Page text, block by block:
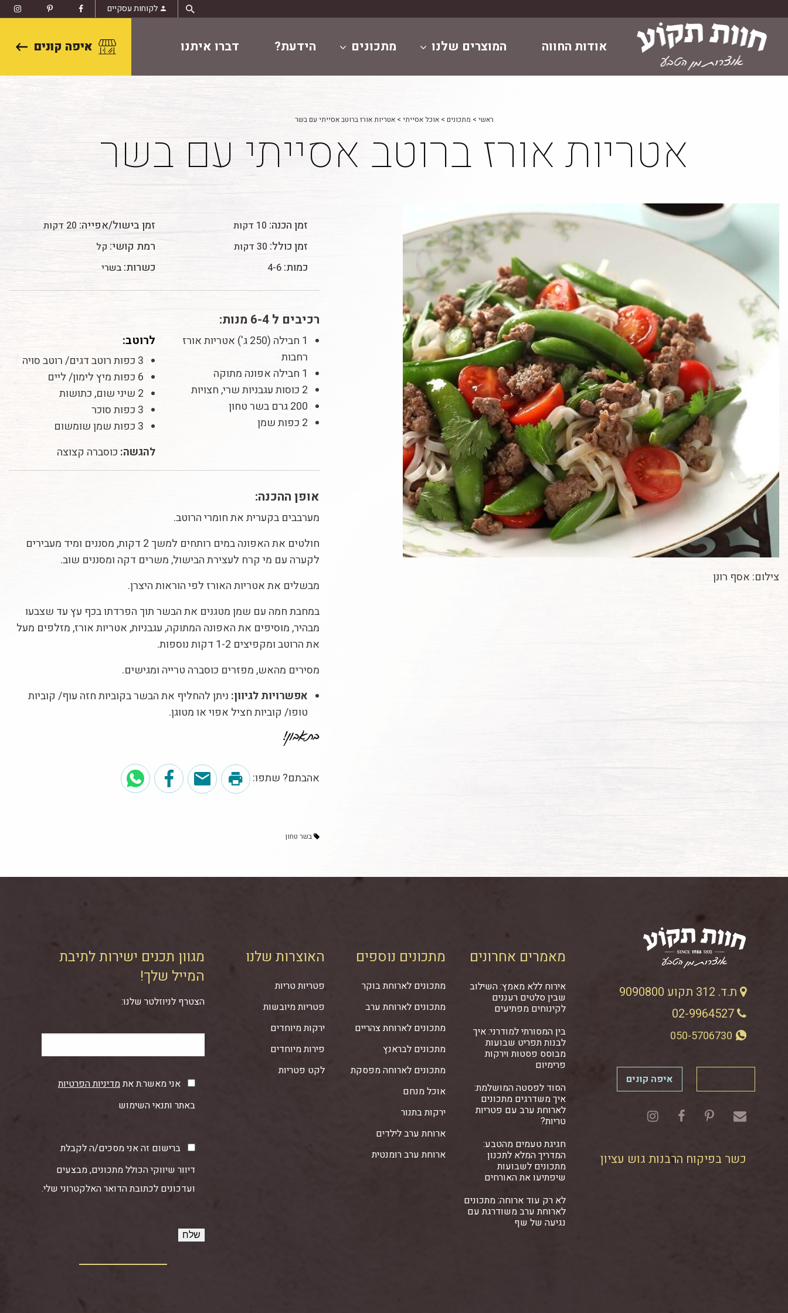
content
לקוחות עסקיים
אודות החווה המוצרים שלנו מתכונים הידעת? דברו איתנו איפה קונים
ראשי > מתכונים >אוכל אסייתי >אטריות אורז ברוטב אסייתי עם בשר
אטריות אורז ברוטב אסייתי עם בשר
צילום: אסף רונן
זמן הכנה: 10 דקות זמן בישול/אפייה: 20 דקות
זמן כולל: 30 דקות רמת קושי: קל
כמות: 4-6 כשרות: בשרי
רכיבים ל 6-4 מנות:
1 חבילה (250 ג') אטריות אורז
רחבות
1 חבילה אפונה מתוקה
2 כוסות עגבניות שרי, חצויות
200 גרם בשר טחון
2 כפות שמן
לרוטב:
3 כפות רוטב דגים/ רוטב סויה
6 כפות מיץ לימון/ ליים
2 שיני שום, כתושות
3 כפות סוכר
3 כפות שמן שומשום
להגשה: כוסברה קצוצה
אופן ההכנה:
מערבבים בקערית את חומרי הרוטב.
חולטים את האפונה במים רותחים למשך 2 דקות, מסננים ומיד מעבירים
לקערה עם מי קרח לעצירת הבישול, משרים דקה ומסננים שוב.
מבשלים את אטריות האורז לפי הוראות היצרן.
במחבת חמה עם שמן מטגנים את הבשר תוך הפרדתו בכף עץ עד שצבעו
מבהיר, מוסיפים את האפונה המתוקה, עגבניות, אטריות אורז, מזלפים מעל
את הרוטב ומקפיצים 1-2 דקות נוספות.
מסירים מהאש, מפזרים כוסברה טרייה ומגישים.
אפשרויות לגיוון: ניתן להחליף את הבשר בקוביות חזה עוף/ קוביות
טופו/ קוביות חציל אפוי או מטוגן.
אהבתם? שתפו:
בשר טחון
ת.ד. 312 תקוע 9090800
איפה קונים
כשר בפיקוח הרבנות גוש עציון
מאמרים אחרונים
אירוח ללא מאמץ: השילוב
שבין סלטים רעננים
לקינוחים מפתיעים
בין המסורתי למודרני: איך
לבנות תפריט שבועות
מבוסס פסטות וירקות
פרימיום
הסוד לפסטה המושלמת:
איך משדרגים מתכונים
לארוחת ערב עם פטריות
טריות?
חגיגת טעמים מהטבע:
המדריך המלא לתכנון
מתכונים לשבועות
שיפתיעו את האורחים
לא רק עוד ארוחה: מתכונים
לארוחת ערב משודרגת עם
נגיעה של שף
מתכונים נוספים
מתכונים לארוחת בוקר
מתכונים לארוחת ערב
מתכונים לארוחת צהריים
מתכונים לבראנץ
מתכונים לארוחה מפסקת
אוכל מנחם
ירקות בתנור
ארוחת ערב לילדים
ארוחת ערב רומנטית
האוצרות שלנו
פטריות טריות
פטריות מיובשות
ירקות מיוחדים
פירות מיוחדים
לקט פטריות
מגוון תכנים ישירות לתיבת
המייל שלך!
הצטרף לניוזלטר שלנו:
אני מאשר.ת אתמדיניות הפרטיות
באתר ותנאי השימוש
ברישום זה אני מסכים/ה לקבלת
דיוור שיווקי הכולל מתכונים, מבצעים
ועדכונים לכתובת הדואר האלקטרוני שלי.